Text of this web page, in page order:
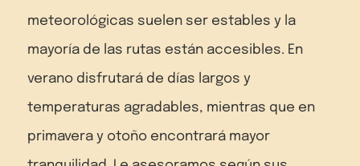
meteorológicas suelen ser estables y la
mayoría de las rutas están accesibles. En
verano disfrutará de días largos y
temperaturas agradables, mientras que en
primavera y otoño encontrará mayor